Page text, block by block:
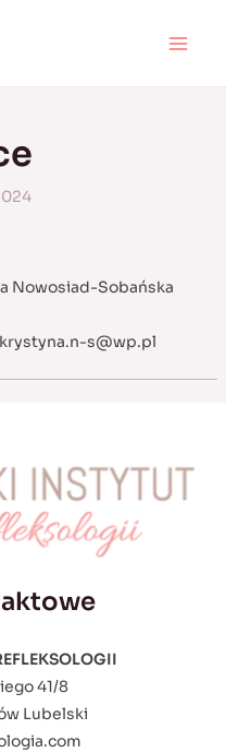
Nowosiad-Sobańska
s@wp.pl
41/8
Lubelski